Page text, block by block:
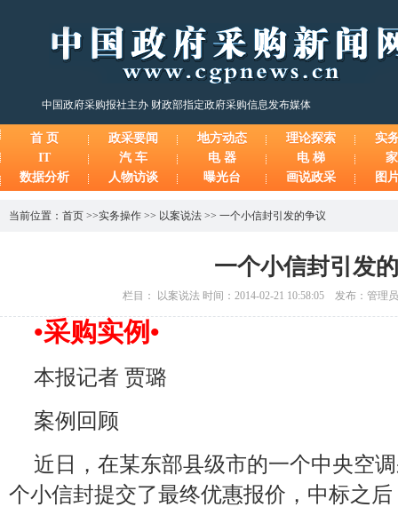
中国政府采购报社主办 财政部指定政府采购信息发布媒体
首 页 政采要闻 地方动态 理论探索
实
IT
汽 车 电 器 电 梯
数据分析
人物访谈 曝光台 画说政采 图
当前位置： 首页 >>实务操作 >> 以案说法 >> 一个小信封引发的争议
一个小信封引发
栏目： 以案说法 时间：2014-02-21 10:58:05 发布：管理
•采购实例•
本报记者 贾璐
案例回顾
近日，在某东部县级市的一个中央空
个小信封提交了最终优惠报价，中标之